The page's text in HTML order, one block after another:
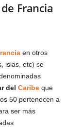
Francia
en otros
islas, etc) se
del Caribe que
50 pertenecen a
ser más